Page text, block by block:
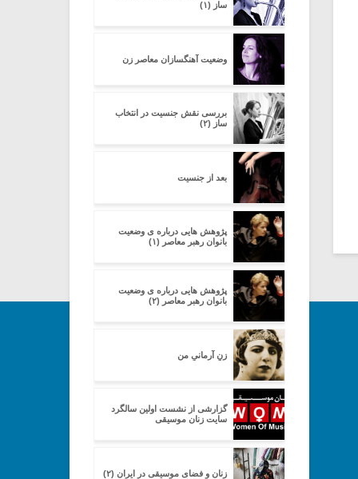
ساز (۱)
وضعیت آهنگسازان معاصر زن
بررسی نقش جنسیت در انتخاب
ساز (۲)
بعد از جنسیت
پژوهش هایی درباره ی وضعیت
بانوان رهبر معاصر (۱)
پژوهش هایی درباره ی وضعیت
بانوان رهبر معاصر (۲)
زنِ آرمانیِ من
گزارشی از نشست اولین سالگرد
سایت زنان موسیقی
زنان و فضای موسیقی در ایران (۲)